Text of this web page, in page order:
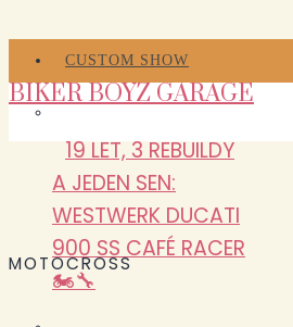
CUSTOM SHOW
19 LET, 3 REBUILDY
A JEDEN SEN:
WESTWERK DUCATI
900 SS CAFÉ RACER
🏍️🔧
BIKER BOYZ GARAGE
MOTOCROSS